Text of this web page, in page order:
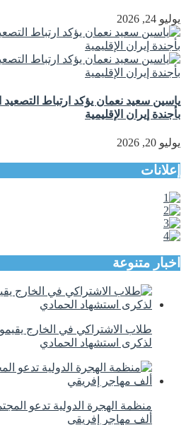
يوليو 24, 2026
ياسين سعيد نعمان يؤكد ارتباط التصعيد
بأجندة إيران الإقليمية
يوليو 20, 2026
إعلانات
اخبار متنوعة
طلاب الاشتراكي في الخارج
لذكرى استشهاد الحمادي
ألف مهاجر إفريقي